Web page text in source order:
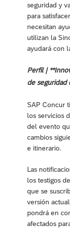
seguridad y
para
necesitan
utilizan la
ayudará con
Perfil |
de seguridad
SAP Concur
los servicios
del evento
cambios
e itinerario.
Las
los testigos
que se
versión
pondrá en
afectados